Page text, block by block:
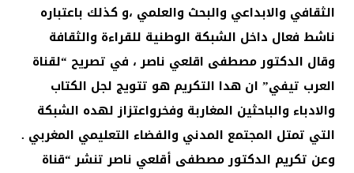
الثقافي والابداعي والبحث والعلمي ،و كذلك باعتباره
ناشط فعال داخل الشبكة الوطنية للقراءة والثقافة
وقال الدكتور مصطفى اقلعي ناصر ، في تصريح “لقناة
العرب تيفي” ان هدا التكريم هو تتويج لجل الكتاب
والادباء والباحثين المغاربة وفخرواعتزاز لهده الشبكة
التي تمتل المجتمع المدني والفضاء التعليمي المغربي .
وعن تكريم الدكتور مصطفى أقلعي ناصر تنشر “قناة